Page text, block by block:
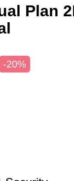
Plan
-20%